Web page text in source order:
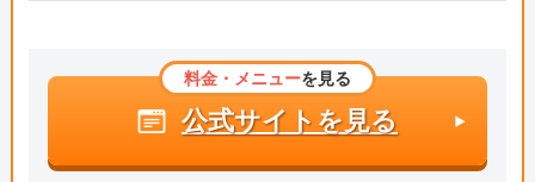
料金・メニューを見る
公式サイトを見る